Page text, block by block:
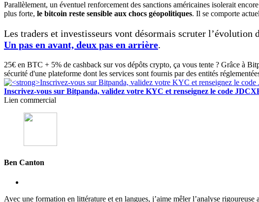
Parallèlement, un éventuel renforcement des sanctions américaines isolerait
plus forte, le bitcoin reste sensible aux chocs géopolitiques. Il se comporte
Les traders et investisseurs vont désormais scruter
Un pas en avant, deux pas en arrière.
25€ en BTC + 5% de cashback sur vos dépôts crypto, ça vous tente ? Grâce à
sécurité d'une plateforme dont les services sont fournis par des entités
Inscrivez-vous sur Bitpanda, validez votre KYC et renseignez le code
Lien commercial
Ben Canton
Avec une formation en littérature et en langues, j’aime mêler l’analyse